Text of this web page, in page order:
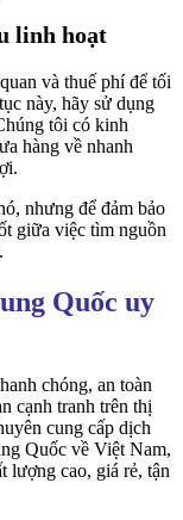
linh hoạt
và thuế phí để tối
này, hãy sử dụng
tôi có kinh
hàng về nhanh
nhưng để đảm bảo
giữa việc tìm nguồn
Quốc uy
chóng, an toàn
cạnh tranh trên thị
cung cấp dịch
Quốc về Việt Nam,
lượng cao, giá rẻ, tận